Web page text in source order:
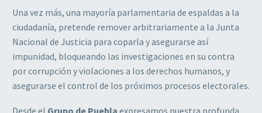
Una vez más, una mayoría parlamentaria de espaldas a la
ciudadanía, pretende remover arbitrariamente a la Junta
Nacional de Justicia para coparla y asegurarse así
impunidad, bloqueando las investigaciones en su contra
por corrupción y violaciones a los derechos humanos, y
asegurarse el control de los próximos procesos electorales.
Desde el Grupo de Puebla expresamos nuestra profunda